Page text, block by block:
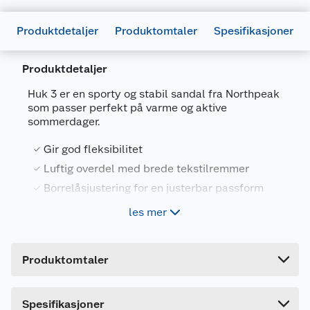
Produktdetaljer Produktomtaler Spesifikasjoner
Produktdetaljer
Huk 3 er en sporty og stabil sandal fra Northpeak
som passer perfekt på varme og aktive
sommerdager.
Gir god fleksibilitet
Luftig overdel med brede tekstilremmer
Borrelåsjustering for en justerbar passform
Slitesterk yttersåle i gummi
åpent design som gir en luftig komfort. Perfekt å
.
les mer
Produktomtaler
Dette produktet har ikke fått noen omtale ennå.
Spesifikasjoner
Artikkelnummer
7025180743854
Leverandørens artikkelnummer
Størrelse
Farge
SVART
Lengde